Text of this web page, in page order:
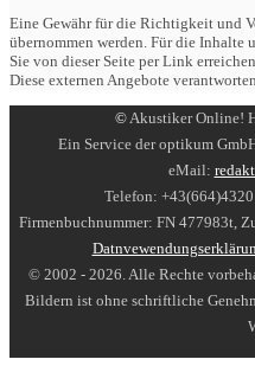
Eine Gewähr für die Richtigkeit und
übernommen werden. Für die
Sie von dieser Seite per Link
Diese externen Angebote
©Akustiker Online!
Ein Service der optikum
eMail:
Telefon:
Firmenbuchnummer: FN 477983t,
© 2002 - 2026. Alle Rechte
Bildern ist ohne schriftliche